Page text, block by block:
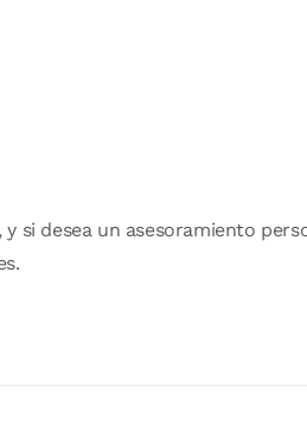
y si desea un asesoramiento